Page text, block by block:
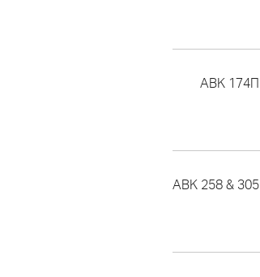
ΑΒΚ 174Π
ΑΒΚ 258 & 305